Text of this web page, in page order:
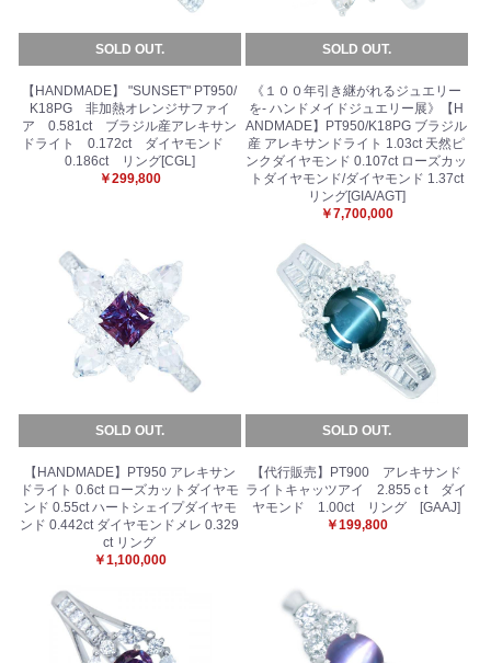
SOLD OUT.
【HANDMADE】 "SUNSET" PT950/
K18PG 非加熱オレンジサファイ
ア 0.581ct ブラジル産アレキサン
ドライト 0.172ct ダイヤモンド
0.186ct リング[CGL]
￥299,800
SOLD OUT.
《１００年引き継がれるジュエリー
を- ハンドメイドジュエリー展》【H
ANDMADE】PT950/K18PG ブラジル
産 アレキサンドライト 1.03ct 天然ピ
ンクダイヤモンド 0.107ct ローズカッ
トダイヤモンド/ダイヤモンド 1.37ct
リング[GIA/AGT]
￥7,700,000
SOLD OUT.
【HANDMADE】PT950 アレキサン
ドライト 0.6ct ローズカットダイヤモ
ンド 0.55ct ハートシェイプダイヤモ
ンド 0.442ct ダイヤモンドメレ 0.329
ct リング
￥1,100,000
SOLD OUT.
【代行販売】PT900 アレキサンド
ライトキャッツアイ 2.855ｃt ダイ
ヤモンド 1.00ct リング [GAAJ]
￥199,800